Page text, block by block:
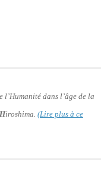
dans l’âge de la
Hiroshima. (Lire plus à ce